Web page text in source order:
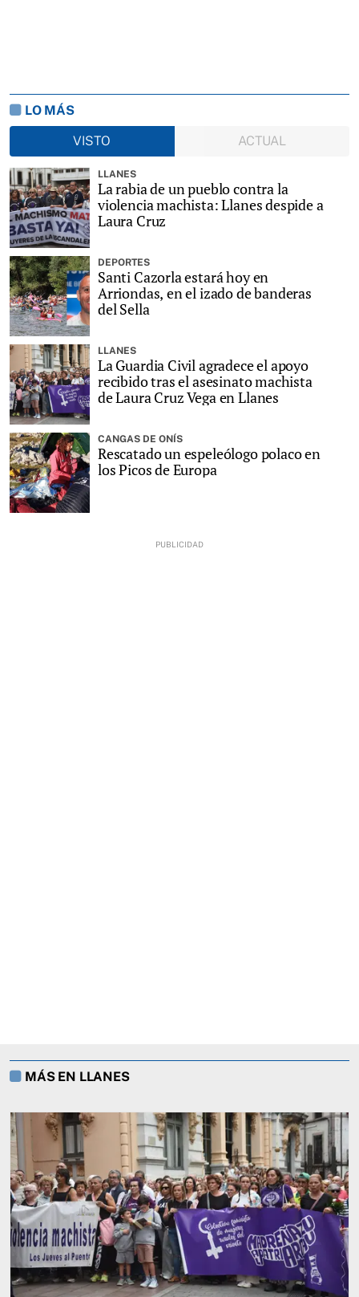
LO MÁS
VISTO
ACTUAL
LLANES
La rabia de un pueblo contra la
violencia machista: Llanes despide a
Laura Cruz
DEPORTES
Santi Cazorla estará hoy en
Arriondas, en el izado de banderas
del Sella
LLANES
La Guardia Civil agradece el apoyo
recibido tras el asesinato machista
de Laura Cruz Vega en Llanes
CANGAS DE ONÍS
Rescatado un espeleólogo polaco en
los Picos de Europa
MÁS EN LLANES